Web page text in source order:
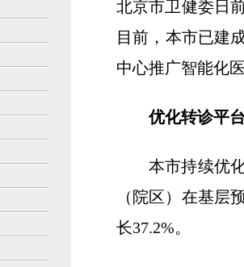
北京市卫健委日
目前，本市已建
中心推广智能化
优化转诊平
本市持续优
（院区）在基层
长37.2%。